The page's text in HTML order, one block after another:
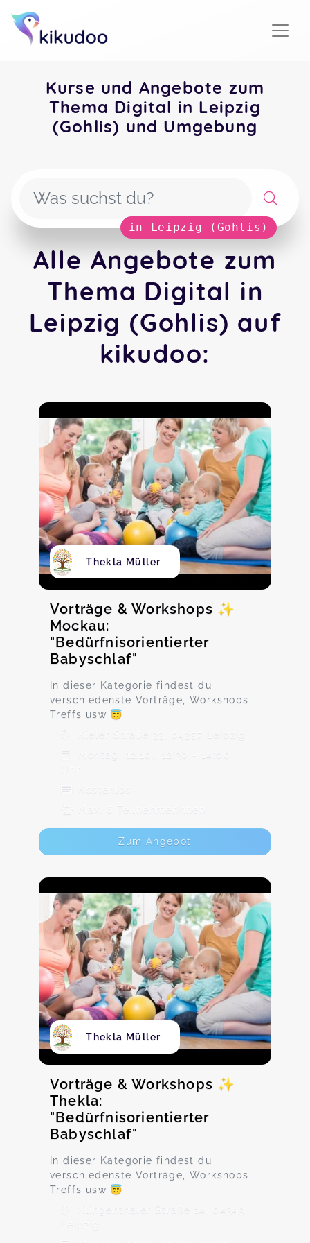
Kurse und Angebote zum
Thema Digital in Leipzig
(Gohlis) und Umgebung
in Leipzig (Gohlis)
Alle Angebote zum
Thema Digital in
Leipzig (Gohlis) auf
kikudoo:
Thekla Müller
Vorträge & Workshops ✨
Mockau:
"Bedürfnisorientierter
Babyschlaf"
In dieser Kategorie findest du
verschiedenste Vorträge, Workshops,
Treffs usw 😇
Kieler Straße 33, 04357 Leipzig
Montag, 12.10., 12:30 - 14:00
Max. 6 TeilnehmerInnen
Zum Angebot
Thekla Müller
Vorträge & Workshops ✨
Thekla:
"Bedürfnisorientierter
Babyschlaf"
In dieser Kategorie findest du
verschiedenste Vorträge, Workshops,
Treffs usw 😇
Klingenthaler Straße 14, 04349